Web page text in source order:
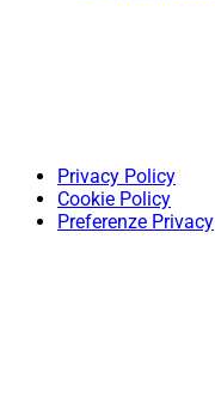
Privacy Policy
Cookie Policy
Preferenze Privacy